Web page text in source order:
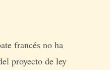
francés no ha
proyecto de ley